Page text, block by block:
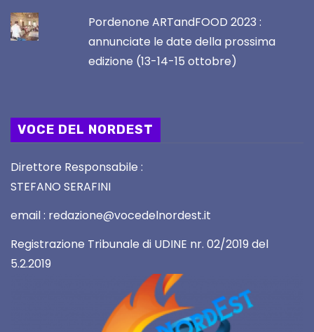
Pordenone ARTandFOOD 2023 :
annunciate le date della prossima
edizione (13-14-15 ottobre)
VOCE DEL NORDEST
Direttore Responsabile :
STEFANO SERAFINI
email : redazione@vocedelnordest.it
Registrazione Tribunale di UDINE nr. 02/2019 del
5.2.2019